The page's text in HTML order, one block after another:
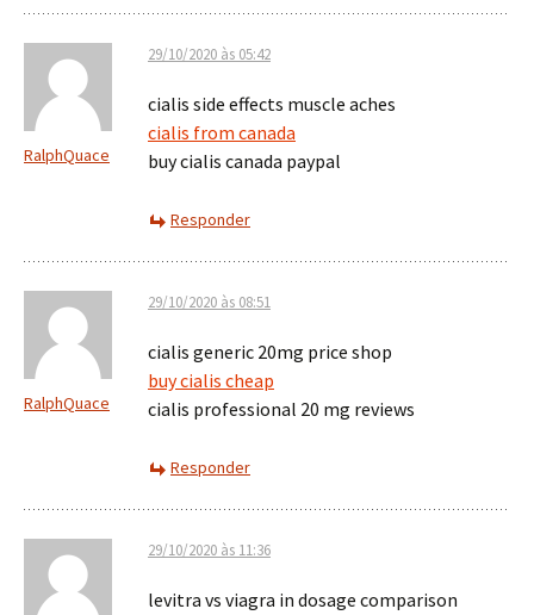
RalphQuace
29/10/2020 às 05:42
cialis side effects muscle aches
cialis from canada
buy cialis canada paypal
Responder
RalphQuace
29/10/2020 às 08:51
cialis generic 20mg price shop
buy cialis cheap
cialis professional 20 mg reviews
Responder
29/10/2020 às 11:36
levitra vs viagra in dosage comparison